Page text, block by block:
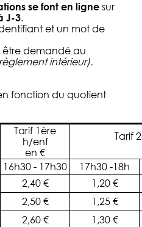
se font en lignesur
J-3.
et un mot de
demandé au
intérieur).
fonction du quotient
Tarif 1ère
h/enf
en €
Tarif
16h30 - 17h30
17h30 -18h
2,40 €
1,20 €
2,50 €
1,25 €
2,60 € 1,30 €